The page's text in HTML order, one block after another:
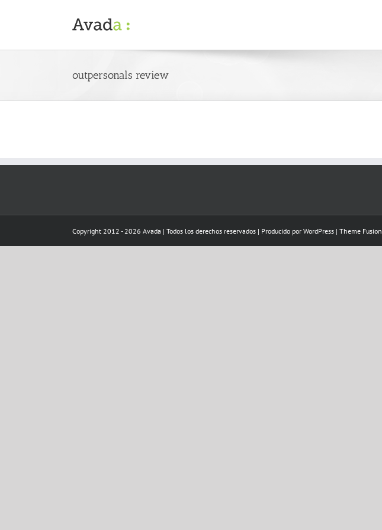
outpersonals review
Copyright 2012 - 2026 Avada | Todos los derechos reservados | Producido por WordPress | Theme Fusion